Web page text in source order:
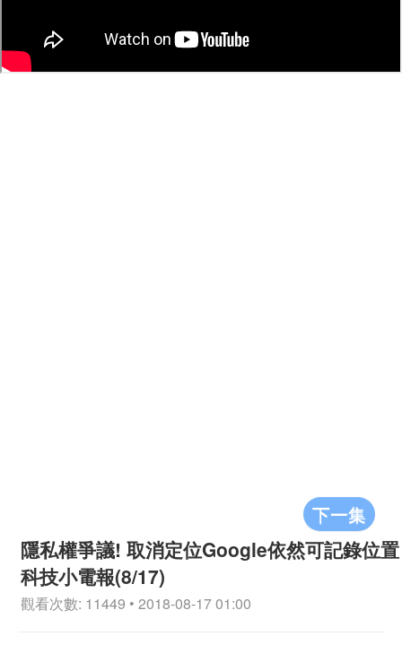
下一集
隱私權爭議! 取消定位Google依然可記錄位置
科技小電報(8/17)
觀看次數: 11449 • 2018-08-17 01:00